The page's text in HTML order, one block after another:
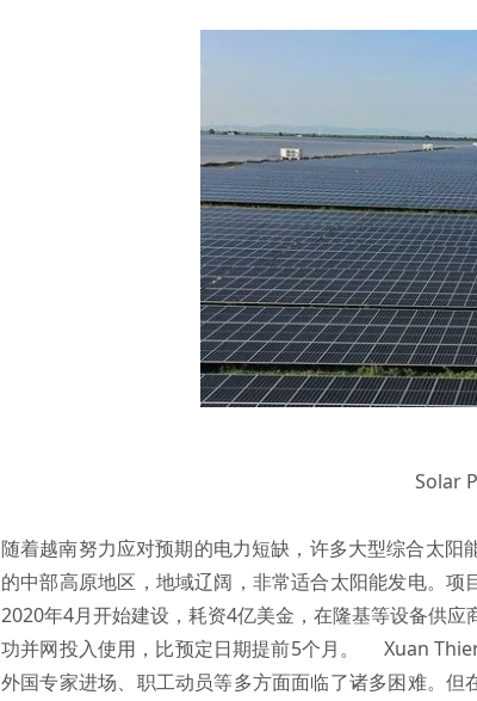
Solar
随着越南努力应对预期的电力短缺，许多大型综合太
的中部高原地区，地域辽阔，非常适合太阳能发电。
2020年4月开始建设，耗资4亿美金，在隆基等设备供
功并网投入使用，比预定日期提前5个月。 Xuan
外国专家进场、职工动员等多方面面临了诸多困难。